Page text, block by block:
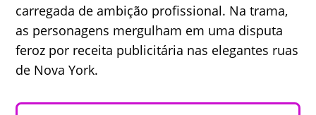
carregada de ambição profissional. Na trama,
as personagens mergulham em uma disputa
feroz por receita publicitária nas elegantes ruas
de Nova York.